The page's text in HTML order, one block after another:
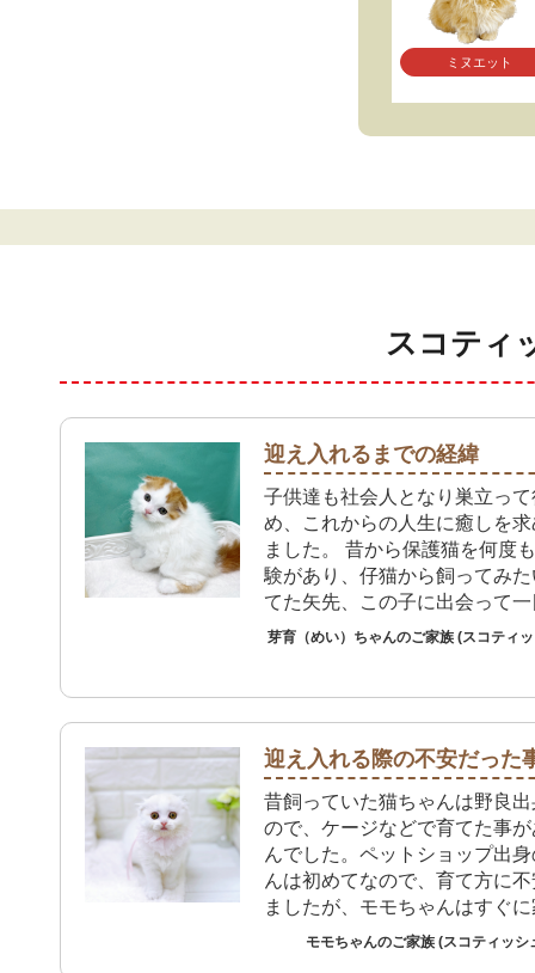
ミヌエット
スコティ
迎え入れるまでの経緯
子供達も社会人となり巣立っ
め、これからの人生に癒しを
ました。 昔から保護猫を何度
験があり、仔猫から飼ってみ
てた矢先、この子に出会って
ました。ペットショップのア
芽育（めい）ちゃんのご家族 (スコティ
迎え入れる際の不安だった
昔飼っていた猫ちゃんは野良
ので、ケージなどで育てた事
んでした。ペットショップ出
んは初めてなので、育て方に
ましたが、モモちゃんはすぐ
てくれたので良かったです。
モモちゃんのご家族 (スコティッシ